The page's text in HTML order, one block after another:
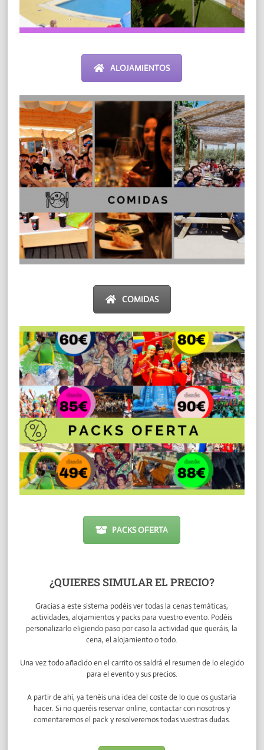
ALOJAMIENTOS
COMIDAS
PACKS OFERTA
¿QUIERES SIMULAR EL PRECIO?
Gracias a este sistema podéis ver todas la cenas temáticas,
actividades, alojamientos y packs para vuestro evento. Podéis
personalizarlo eligiendo paso por caso la actividad que queráis, la
cena, el alojamiento o todo.
Una vez todo añadido en el carrito os saldrá el resumen de lo elegido
para el evento y sus precios.
A partir de ahí, ya tenéis una idea del coste de lo que os gustaría
hacer. Si no queréis reservar online, contactar con nosotros y
comentaremos el pack y resolveremos todas vuestras dudas.